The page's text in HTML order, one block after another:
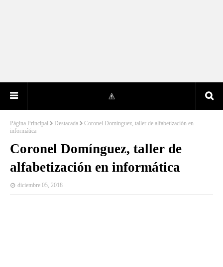
Página Principal Destacada
Coronel Domínguez, taller de alfabetización en
informática
Coronel Domínguez, taller de
alfabetización en informática
diciembre 05, 2018